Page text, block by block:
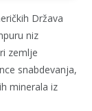
Država
niz
zemlje
snabdevanja,
minerala iz